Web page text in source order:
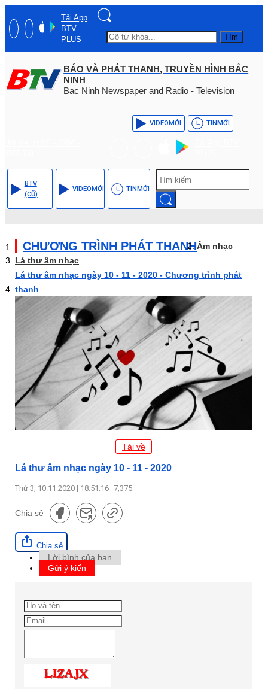
Tải App
BTV
PLUS
Tìm
BÁO VÀ PHÁT THANH, TRUYỀN HÌNH BẮC
NINH
Bac Ninh Newspaper and Radio - Television
VIDEOMỚI TINMỚI
BTV
(CŨ)
VIDEOMỚI TINMỚI
CHƯƠNG TRÌNH PHÁT THANHÂm nhạc
Lá thư âm nhạc
Lá thư âm nhạc ngày 10 - 11 - 2020 - Chương trình phát
thanh
Tải về
Lá thư âm nhạc ngày 10 - 11 - 2020
Thứ 3, 10.11.2020 | 18:51:16 7,375
Chia sẻ
Chia sẻ
Lời bình của bạn
Gửi ý kiến